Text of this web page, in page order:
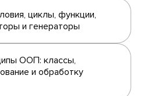
циклы, функции,
и генераторы
ООП: классы,
и обработку